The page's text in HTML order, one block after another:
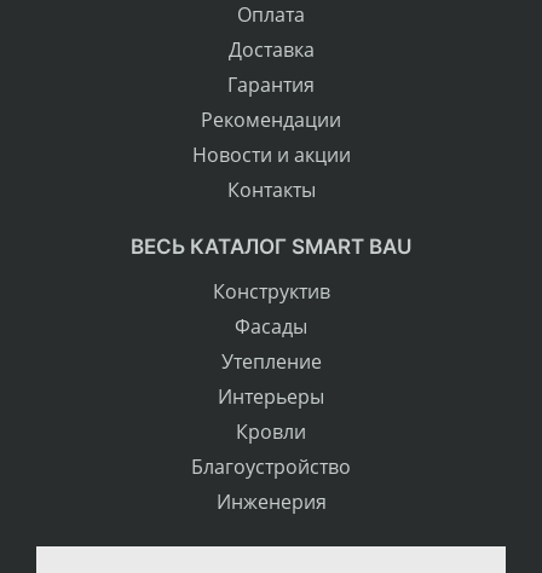
Оплата
Доставка
Гарантия
Рекомендации
Новости и акции
Контакты
ВЕСЬ КАТАЛОГ SMART BAU
Конструктив
Фасады
Утепление
Интерьеры
Кровли
Благоустройство
Инженерия